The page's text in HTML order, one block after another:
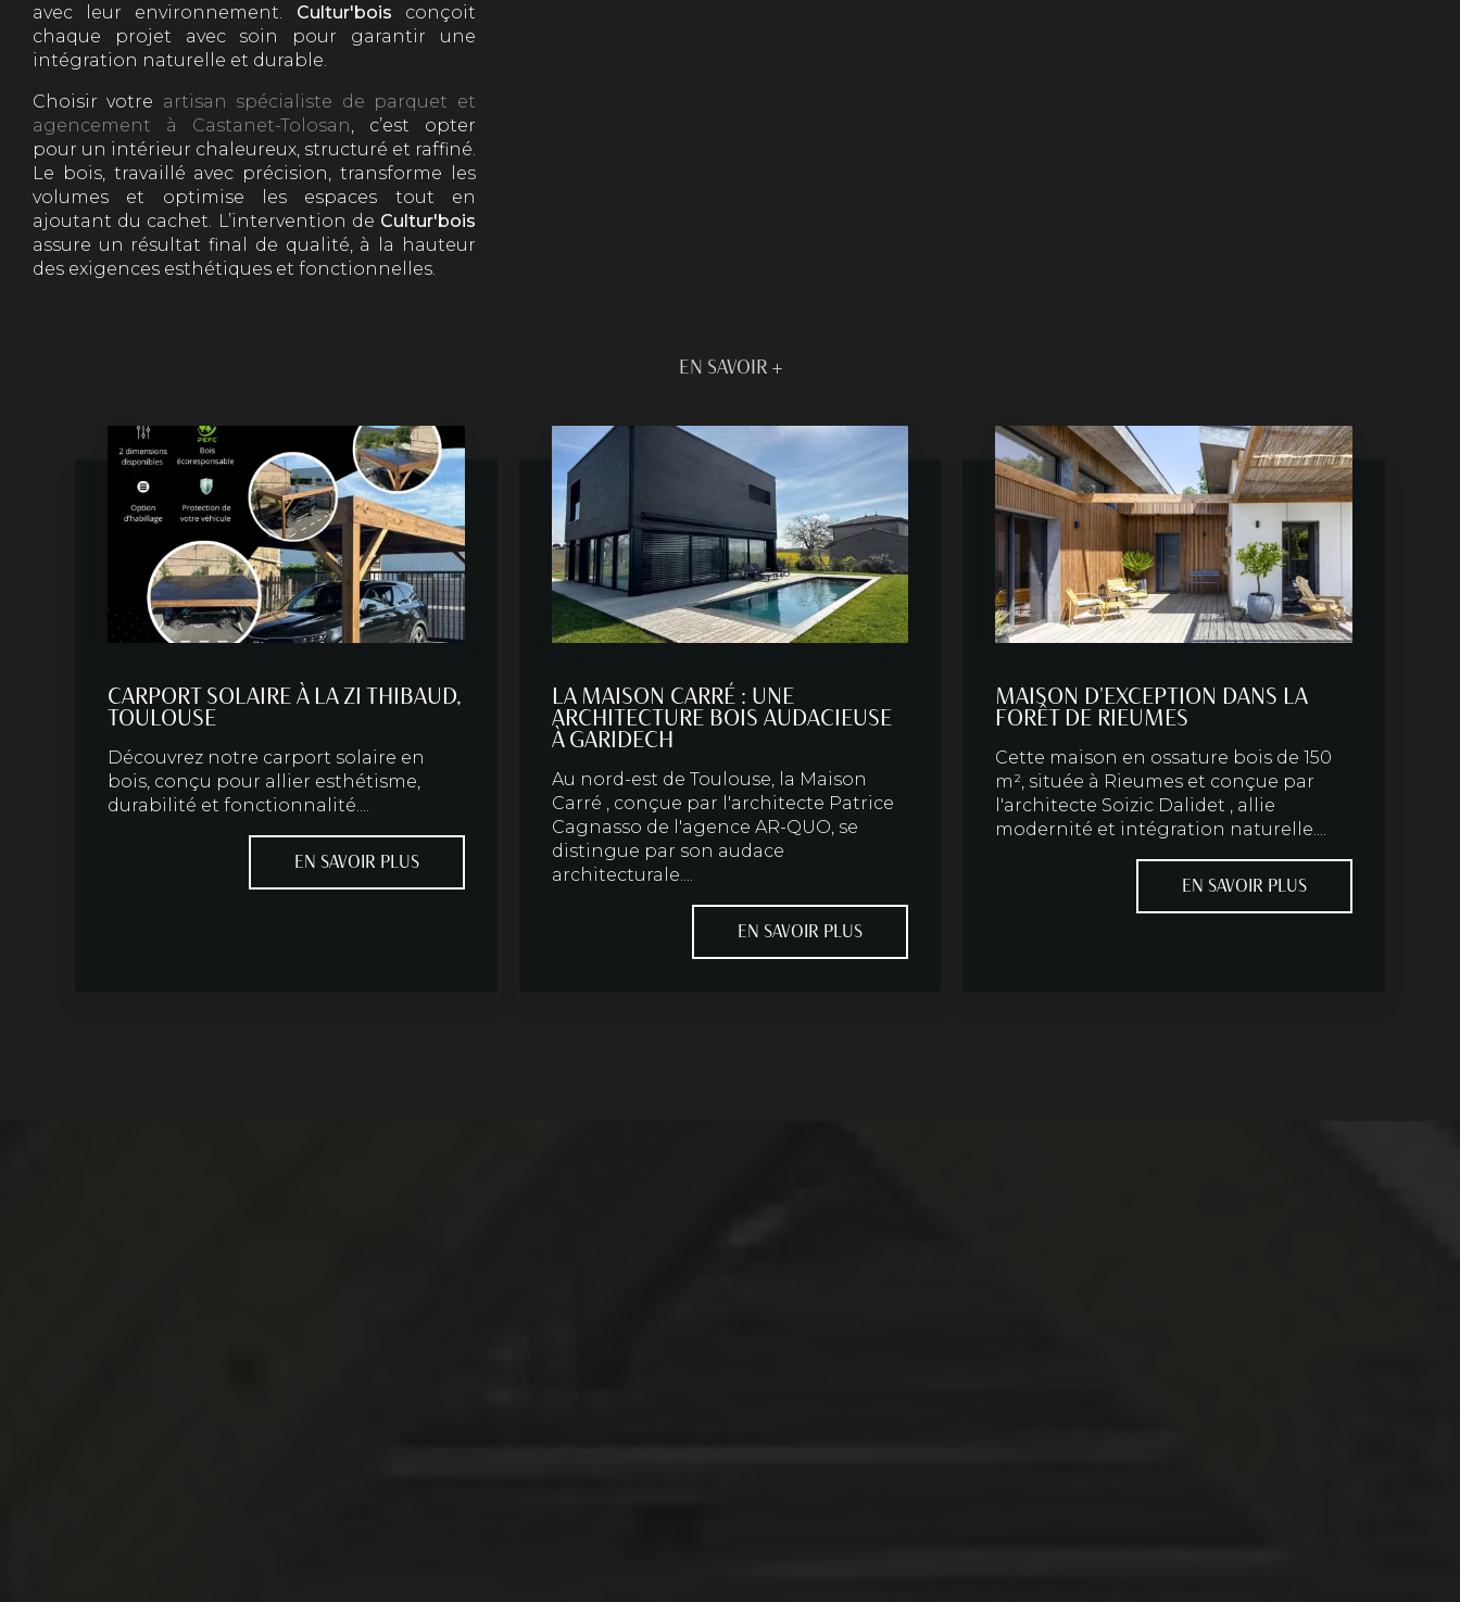
avec leur environnement. Cultur'bois conçoit
chaque projet avec soin pour garantir une
intégration naturelle et durable.
Choisir votre artisan spécialiste de parquet et
agencement à Castanet-Tolosan
, c’est opter
pour un intérieur chaleureux, structuré et raffiné.
Le bois, travaillé avec précision, transforme les
volumes et optimise les espaces tout en
ajoutant du cachet. L’intervention de Cultur'bois
assure un résultat final de qualité, à la hauteur
des exigences esthétiques et fonctionnelles.
EN SAVOIR +
CARPORT SOLAIRE À LA ZI THIBAUD,
TOULOUSE
Découvrez notre carport solaire en
bois, conçu pour allier esthétisme,
durabilité et fonctionnalité....
EN SAVOIR PLUS
LA MAISON CARRÉ : UNE
ARCHITECTURE BOIS AUDACIEUSE
À GARIDECH
Au nord-est de Toulouse, la Maison
Carré , conçue par l'architecte Patrice
Cagnasso de l'agence AR-QUO, se
distingue par son audace
architecturale....
EN SAVOIR PLUS
MAISON D'EXCEPTION DANS LA
FORÊT DE RIEUMES
Cette maison en ossature bois de 150
m², située à Rieumes et conçue par
l'architecte Soizic Dalidet , allie
modernité et intégration naturelle....
EN SAVOIR PLUS